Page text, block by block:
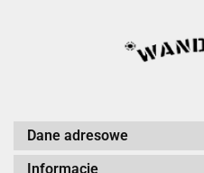
Dane adresowe
Informacje